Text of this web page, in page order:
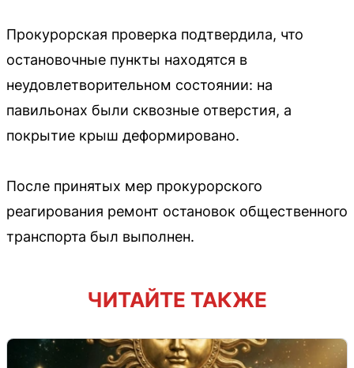
Прокурорская проверка подтвердила, что
остановочные пункты находятся в
неудовлетворительном состоянии: на
павильонах были сквозные отверстия, а
покрытие крыш деформировано.
После принятых мер прокурорского
реагирования ремонт остановок общественного
транспорта был выполнен.
ЧИТАЙТЕ ТАКЖЕ